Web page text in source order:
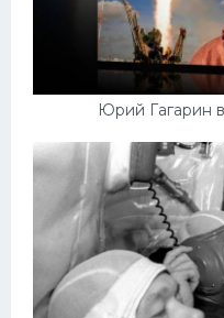
Юрий Гагарин